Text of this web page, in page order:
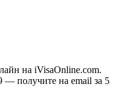
на iVisaOnline.com.
— получите на email за 5